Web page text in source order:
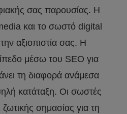
σας παρουσίας. Η
και το σωστό digital
αξιοπιστία σας. Η
μέσω του SEO για
τη διαφορά ανάμεσα
κατάταξη. Οι σωστές
ζωτικής σημασίας για τη